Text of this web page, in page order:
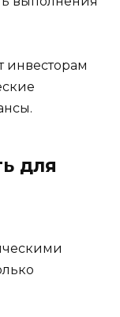
инвесторам
для